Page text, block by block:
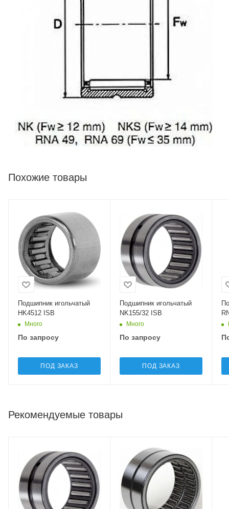
Похожие товары
Подшипник игольчатый
HK4512 ISB
Много
По запросу
ПОД ЗАКАЗ
Подшипник игольчатый
NK155/32 ISB
Много
По запросу
ПОД ЗАКАЗ
Рекомендуемые товары